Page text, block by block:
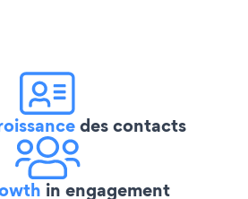
des contacts
in engagement